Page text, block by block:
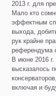
2013 г. для
Мало кто
эффектным
выхода,
рук крайне
референдума
В июне 2016
высказалось
включая и